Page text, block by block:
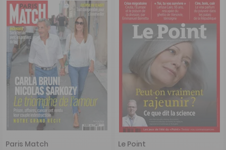
Paris Match Le Point